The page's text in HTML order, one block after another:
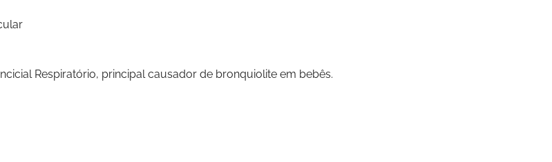
Respiratório, principal causador de bronquiolite em bebês.